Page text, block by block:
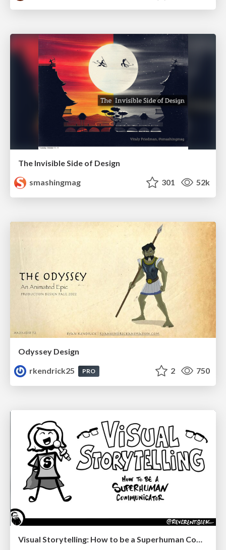
The Invisible Side of Design
smashingmag
301 52k
Odyssey Design
rkendrick25
PRO 2 750
Visual Storytelling: How to be a Superhuman Communicator